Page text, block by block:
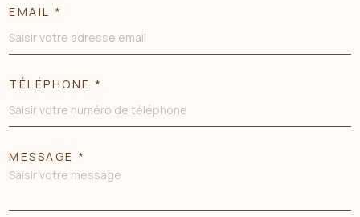
EMAIL *
TÉLÉPHONE *
MESSAGE *